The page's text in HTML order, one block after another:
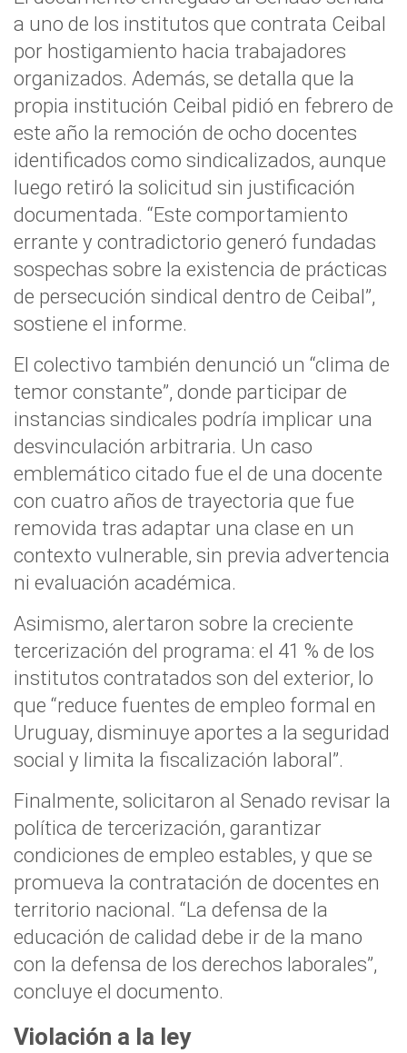
a uno de los institutos que contrata Ceibal
por hostigamiento hacia trabajadores
organizados. Además, se detalla que la
propia institución Ceibal pidió en febrero de
este año la remoción de ocho docentes
identificados como sindicalizados, aunque
luego retiró la solicitud sin justificación
documentada. “Este comportamiento
errante y contradictorio generó fundadas
sospechas sobre la existencia de prácticas
de persecución sindical dentro de Ceibal”,
sostiene el informe.
El colectivo también denunció un “clima de
temor constante”, donde participar de
instancias sindicales podría implicar una
desvinculación arbitraria. Un caso
emblemático citado fue el de una docente
con cuatro años de trayectoria que fue
removida tras adaptar una clase en un
contexto vulnerable, sin previa advertencia
ni evaluación académica.
Asimismo, alertaron sobre la creciente
tercerización del programa: el 41 % de los
institutos contratados son del exterior, lo
que “reduce fuentes de empleo formal en
Uruguay, disminuye aportes a la seguridad
social y limita la fiscalización laboral”.
Finalmente, solicitaron al Senado revisar la
política de tercerización, garantizar
condiciones de empleo estables, y que se
promueva la contratación de docentes en
territorio nacional. “La defensa de la
educación de calidad debe ir de la mano
con la defensa de los derechos laborales”,
concluye el documento.
Violación a la ley